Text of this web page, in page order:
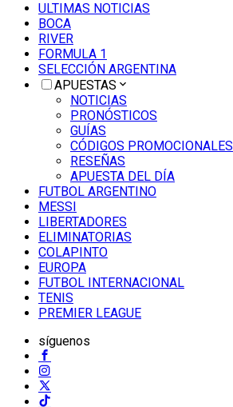
ULTIMAS NOTICIAS
BOCA
RIVER
FORMULA 1
SELECCIÓN ARGENTINA
APUESTAS
NOTICIAS
PRONÓSTICOS
GUÍAS
CÓDIGOS PROMOCIONALES
RESEÑAS
APUESTA DEL DÍA
FUTBOL ARGENTINO
MESSI
LIBERTADORES
ELIMINATORIAS
COLAPINTO
EUROPA
FUTBOL INTERNACIONAL
TENIS
PREMIER LEAGUE
síguenos